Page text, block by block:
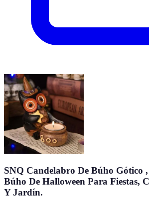
SNQ Candelabro De Búho Gótico
Búho De Halloween Para Fiestas,
Y Jardín.